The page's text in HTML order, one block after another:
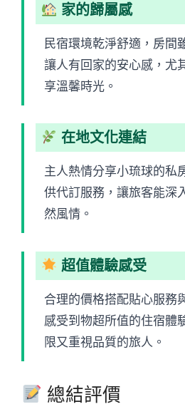
家的歸屬感
民宿環境乾淨舒適，房間
讓人有回家的安心感，尤
享溫馨時光。
在地文化連結
主人熱情分享小琉球的私
供代訂服務，讓旅客能深
然風情。
超值體驗感受
合理的價格搭配貼心服務
感受到物超所值的住宿體
限又重視品質的旅人。
總結評價